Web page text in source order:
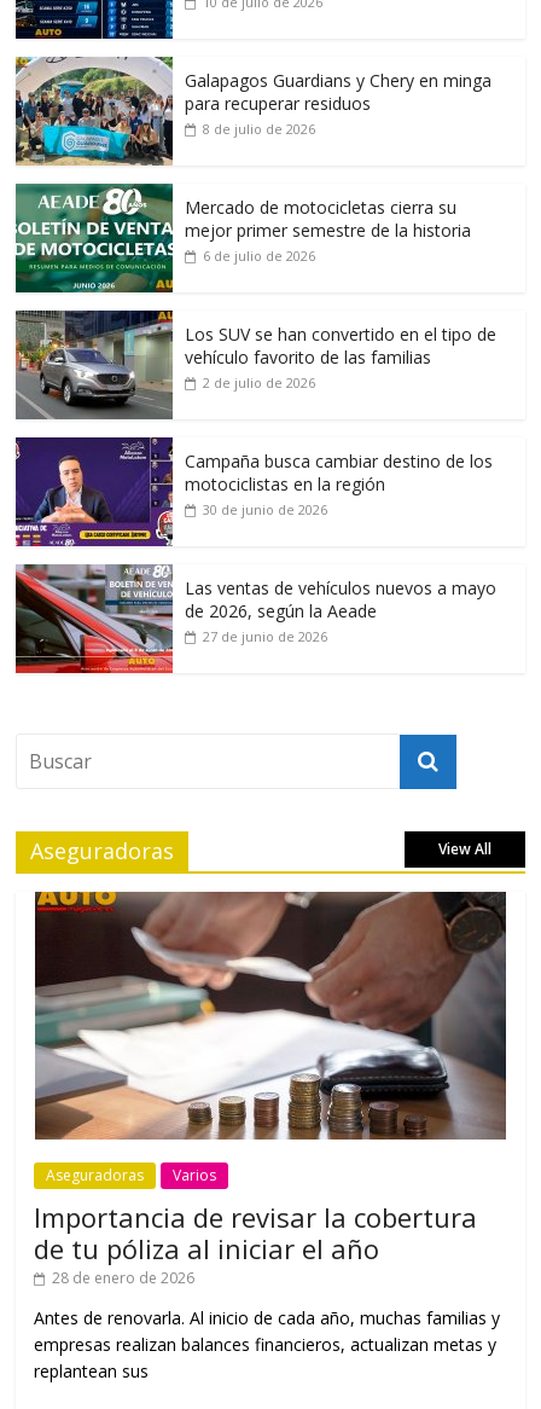
Galapagos Guardians y Chery en minga
para recuperar residuos
8 de julio de 2026
Mercado de motocicletas cierra su
mejor primer semestre de la historia
6 de julio de 2026
Los SUV se han convertido en el tipo de
vehículo favorito de las familias
2 de julio de 2026
Campaña busca cambiar destino de los
motociclistas en la región
30 de junio de 2026
Las ventas de vehículos nuevos a mayo
de 2026, según la Aeade
27 de junio de 2026
Aseguradoras View All
Aseguradoras Varios
Importancia de revisar la cobertura
de tu póliza al iniciar el año
28 de enero de 2026
Antes de renovarla. Al inicio de cada año, muchas familias y
empresas realizan balances financieros, actualizan metas y
replantean sus